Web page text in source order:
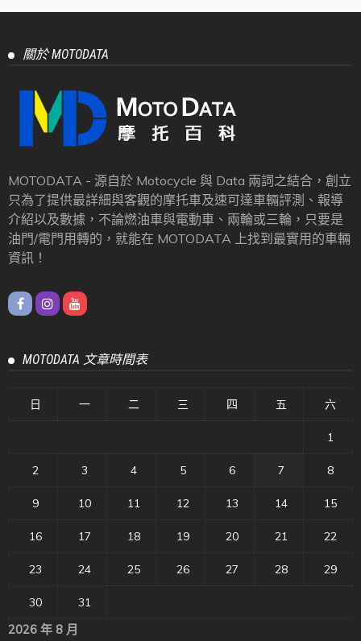
關於 MOTODATA
MOTODATA - 源自於 Motocycle 與 Data 兩詞之結合，創立
只為了提供最詳細與客觀的摩托車及速可達車輛評測、報導
介紹以及數據，不論燃油車與電動車、兩輪或三輪，只要是
油門/電門用轉的，就能在 MOTODATA 上找到最實用的車輛
資訊！
MOTODATA 文章時間表
2026 年 8 月
日 一 二 三 四 五 六
1
2 3 4 5 6 7 8
9 10 11 12 13 14 15
16 17 18 19 20 21 22
23 24 25 26 27 28 29
30 31